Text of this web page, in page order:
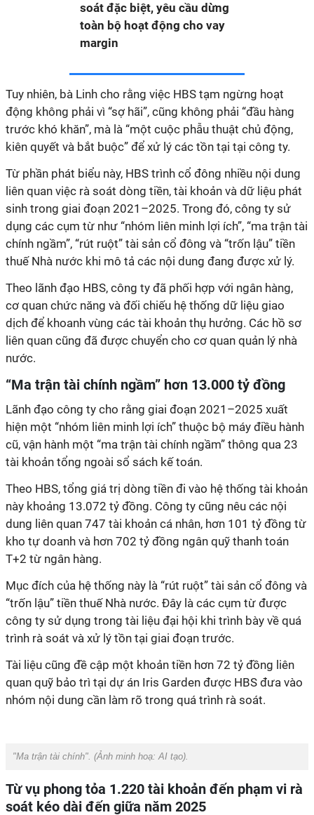
soát đặc biệt, yêu cầu dừng
toàn bộ hoạt động cho vay
margin
Tuy nhiên, bà Linh cho rằng việc HBS tạm ngừng hoạt
động không phải vì “sợ hãi”, cũng không phải “đầu hàng
trước khó khăn”, mà là “một cuộc phẫu thuật chủ động,
kiên quyết và bắt buộc” để xử lý các tồn tại tại công ty.
Từ phần phát biểu này, HBS trình cổ đông nhiều nội dung
liên quan việc rà soát dòng tiền, tài khoản và dữ liệu phát
sinh trong giai đoạn 2021–2025. Trong đó, công ty sử
dụng các cụm từ như “nhóm liên minh lợi ích”, “ma trận tài
chính ngầm”, “rút ruột” tài sản cổ đông và “trốn lậu” tiền
thuế Nhà nước khi mô tả các nội dung đang được xử lý.
Theo lãnh đạo HBS, công ty đã phối hợp với ngân hàng,
cơ quan chức năng và đối chiếu hệ thống dữ liệu giao
dịch để khoanh vùng các tài khoản thụ hưởng. Các hồ sơ
liên quan cũng đã được chuyển cho cơ quan quản lý nhà
nước.
“Ma trận tài chính ngầm” hơn 13.000 tỷ đồng
Lãnh đạo công ty cho rằng giai đoạn 2021–2025 xuất
hiện một “nhóm liên minh lợi ích” thuộc bộ máy điều hành
cũ, vận hành một “ma trận tài chính ngầm” thông qua 23
tài khoản tổng ngoài sổ sách kế toán.
Theo HBS, tổng giá trị dòng tiền đi vào hệ thống tài khoản
này khoảng 13.072 tỷ đồng. Công ty cũng nêu các nội
dung liên quan 747 tài khoản cá nhân, hơn 101 tỷ đồng từ
kho tự doanh và hơn 702 tỷ đồng ngân quỹ thanh toán
T+2 từ ngân hàng.
Mục đích của hệ thống này là “rút ruột” tài sản cổ đông và
“trốn lậu” tiền thuế Nhà nước. Đây là các cụm từ được
công ty sử dụng trong tài liệu đại hội khi trình bày về quá
trình rà soát và xử lý tồn tại giai đoạn trước.
Tài liệu cũng đề cập một khoản tiền hơn 72 tỷ đồng liên
quan quỹ bảo trì tại dự án Iris Garden được HBS đưa vào
nhóm nội dung cần làm rõ trong quá trình rà soát.
"Ma trận tài chính". (Ảnh minh hoạ: AI tạo).
Từ vụ phong tỏa 1.220 tài khoản đến phạm vi rà
soát kéo dài đến giữa năm 2025